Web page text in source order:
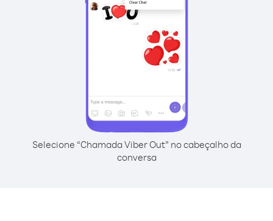
Selecione “Chamada Viber Out” no cabeçalho da
conversa